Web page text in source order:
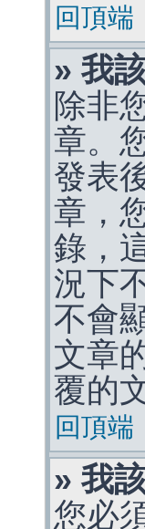
回頂端
» 我
除非
章。
發表
章，
錄，
況下
不會
文章
覆的
回頂端
» 我
您必